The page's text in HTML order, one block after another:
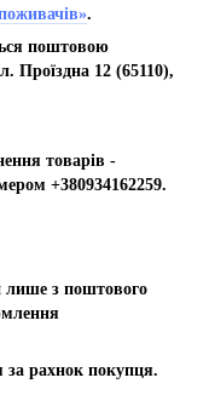
.
поштовою
Проїздна 12 (65110),
товарів -
+380934162259.
лише з поштового
за рахнок покупця.